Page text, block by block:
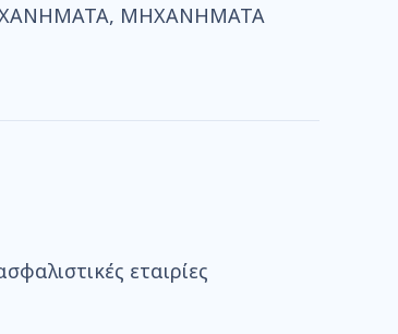
ΜΗΧΑΝΗΜΑΤΑ
εταιρίες